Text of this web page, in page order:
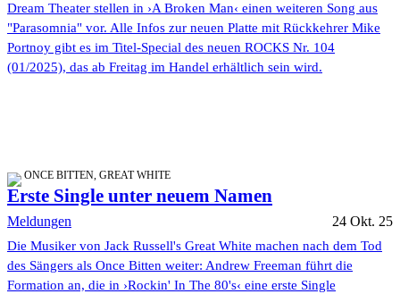
Dream Theater stellen in ›A Broken Man‹ einen weiteren Song aus
"Parasomnia" vor. Alle Infos zur neuen Platte mit Rückkehrer Mike
Portnoy gibt es im Titel-Special des neuen ROCKS Nr. 104
(01/2025), das ab Freitag im Handel erhältlich sein wird.
ONCE BITTEN, GREAT WHITE
Erste Single unter neuem Namen
Meldungen 24 Okt. 25
Die Musiker von Jack Russell's Great White machen nach dem Tod
des Sängers als Once Bitten weiter: Andrew Freeman führt die
Formation an, die in ›Rockin' In The 80's‹ eine erste Single